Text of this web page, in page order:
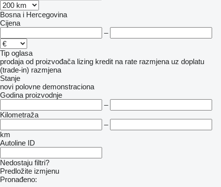
Bosna i Hercegovina
Cijena
–
Tip oglasa
prodaja od proizvođača lizing kredit na rate razmjena uz doplatu
(trade-in) razmjena
Stanje
novi polovne demonstraciona
Godina proizvodnje
–
Kilometraža
–
km
Autoline ID
Nedostaju filtri?
Predložite izmjenu
Pronađeno: